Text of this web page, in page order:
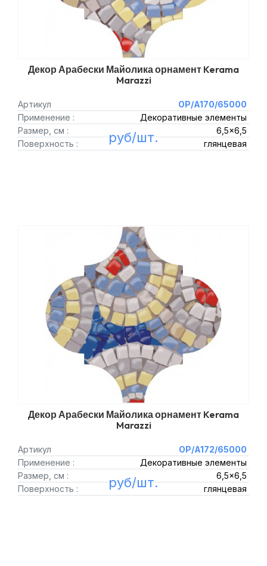
Декор Арабески Майолика орнамент Kerama
Marazzi
Артикул
OP/A170/65000
Применение :
Декоративные элементы
Размер, см :
6,5x6,5
Поверхность :
глянцевая
руб/шт.
Декор Арабески Майолика орнамент Kerama
Marazzi
Артикул
OP/A172/65000
Применение :
Декоративные элементы
Размер, см :
6,5x6,5
Поверхность :
глянцевая
руб/шт.